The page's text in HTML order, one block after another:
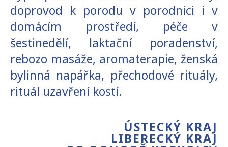
doprovod k porodu v porodnici i v
domácím prostředí, péče v
šestinedělí, laktační poradenství,
rebozo masáže, aromaterapie, ženská
bylinná napářka, přechodové rituály,
rituál uzavření kostí.
ÚSTECKÝ KRAJ
LIBERECKÝ KRAJ